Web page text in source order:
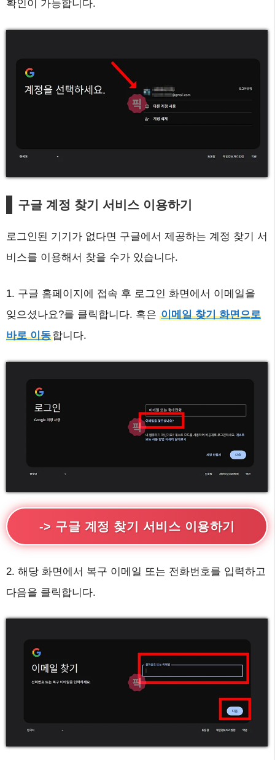
확인이 가능합니다.
구글 계정 찾기 서비스 이용하기
로그인된 기기가 없다면 구글에서 제공하는 계정 찾기 서
비스를 이용해서 찾을 수가 있습니다.
1. 구글 홈페이지에 접속 후 로그인 화면에서 이메일을
잊으셨나요?를 클릭합니다. 혹은 이메일 찾기 화면으로
바로 이동합니다.
-> 구글 계정 찾기 서비스 이용하기
2. 해당 화면에서 복구 이메일 또는 전화번호를 입력하고
다음을 클릭합니다.